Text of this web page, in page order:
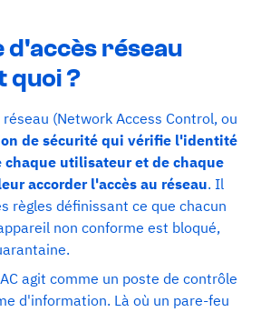
d'accès réseau
quoi ?
(Network Access Control, ou
de sécurité qui vérifie l'identité
chaque utilisateur et de chaque
accorder l'accès au réseau. Il
règles définissant ce que chacun
non conforme est bloqué,
agit comme un poste de contrôle
d'information. Là où un pare-feu